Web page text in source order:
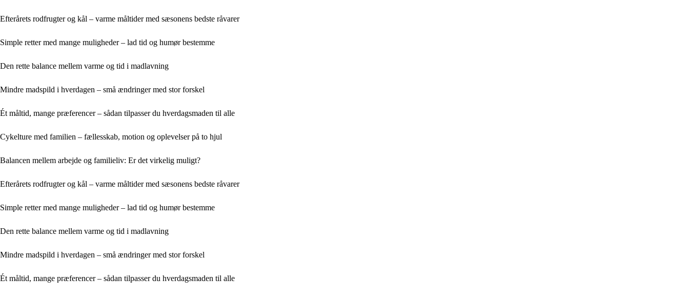
Efterårets rodfrugter og kål – varme måltider med sæsonens bedste råvarer
Simple retter med mange muligheder – lad tid og humør bestemme
Den rette balance mellem varme og tid i madlavning
Mindre madspild i hverdagen – små ændringer med stor forskel
Ét måltid, mange præferencer – sådan tilpasser du hverdagsmaden til alle
Cykelture med familien – fællesskab, motion og oplevelser på to hjul
Balancen mellem arbejde og familieliv: Er det virkelig muligt?
Efterårets rodfrugter og kål – varme måltider med sæsonens bedste råvarer
Simple retter med mange muligheder – lad tid og humør bestemme
Den rette balance mellem varme og tid i madlavning
Mindre madspild i hverdagen – små ændringer med stor forskel
Ét måltid, mange præferencer – sådan tilpasser du hverdagsmaden til alle